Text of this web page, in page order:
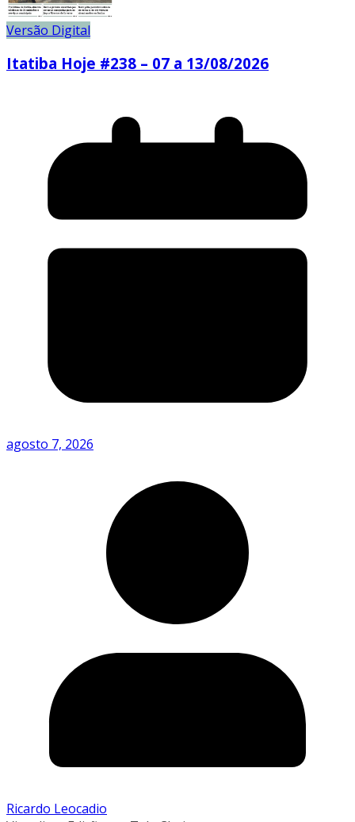
Versão Digital
Itatiba Hoje #238 – 07 a 13/08/2026
agosto 7, 2026
Ricardo Leocadio